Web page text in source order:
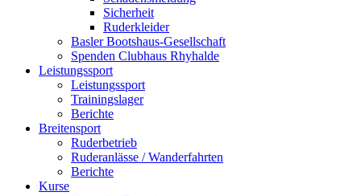
Sicherheit
Ruderkleider
Basler Bootshaus-Gesellschaft
Spenden Clubhaus Rhyhalde
Leistungssport
Leistungssport
Trainingslager
Berichte
Breitensport
Ruderbetrieb
Ruderanlässe / Wanderfahrten
Berichte
Kurse